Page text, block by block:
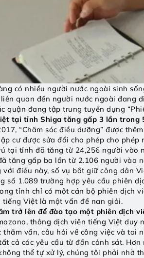
có nhiều người nước ngoài sinh
quan đến người nước ngoài đang
quận đang tập trung tuyển dụng
tại tỉnh Shiga tăng gấp 3 lần trong
“Chăm sóc điều dưỡng” được
cư được sửa đổi cho phép cho
tại tỉnh đã tăng từ 24,256 người vào
tăng gấp ba lần từ 2.106 người vào
với điều này, số vụ bắt giữ công dân
số 1.089 trường hợp yêu cầu phiên
tỉnh chỉ có một cán bộ phiên dịch
tiếng Việt là một vấn đề nan giải.
trở lên để đào tạo một phiên dịch
thông dịch viên tiếng Việt
thẩm vấn, câu hỏi về công việc và
cả các yêu cầu từ đồn cảnh sát.
thể tự xử lý, chúng tôi phải nhờ